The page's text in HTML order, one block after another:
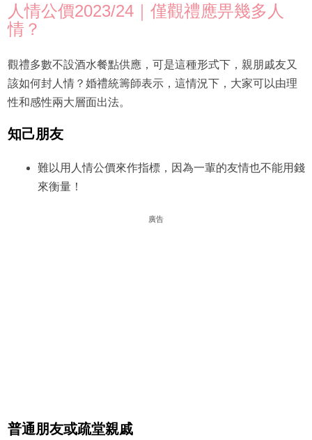
人情公價2023/24｜僅觀禮應畀幾多人
情？
觀禮多數不設酒水餐點供應，可是這種形式下，親朋戚友又
該如何封人情？婚禮統籌師表示，這情況下，大家可以由理
性和感性兩大層面出法。
知己朋友
難以用人情公價來作指標，因為一輩的友情也不能用錢
來衡量！
廣告
普通朋友或疏堂親戚